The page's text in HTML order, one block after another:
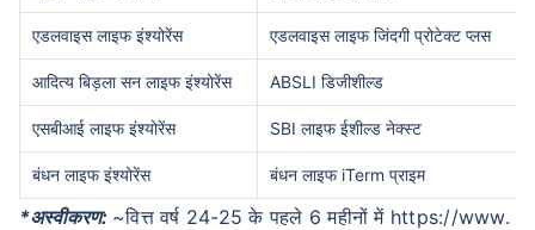
एडलवाइस लाइफ इंश्योरेंस एडलवाइस लाइफ जिंदगी प्रोटेक्ट प्लस
आदित्य बिड़ला सन लाइफ इंश्योरेंस ABSLI डिजीशील्ड
एसबीआई लाइफ इंश्योरेंस SBI लाइफ ईशील्ड नेक्स्ट
बंधन लाइफ इंश्योरेंस बंधन लाइफ iTerm प्राइम
*अस्वीकरण: ~वित्त वर्ष 24-25 के पहले 6 महीनों में https://www.